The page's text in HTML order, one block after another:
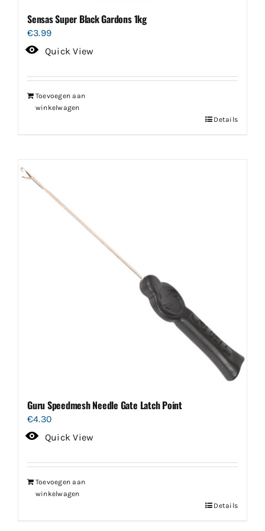
Sensas Super Black Gardons 1kg
€3.99
Quick View
Toevoegen aan
winkelwagen
Details
Guru Speedmesh Needle Gate Latch Point
€4.30
Quick View
Toevoegen aan
winkelwagen
Details